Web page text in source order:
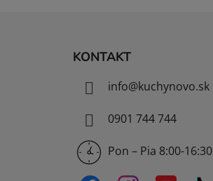
KONTAKT
info@kuchynovo.sk
0901 744 744
Pon – Pia 8:00-16:30